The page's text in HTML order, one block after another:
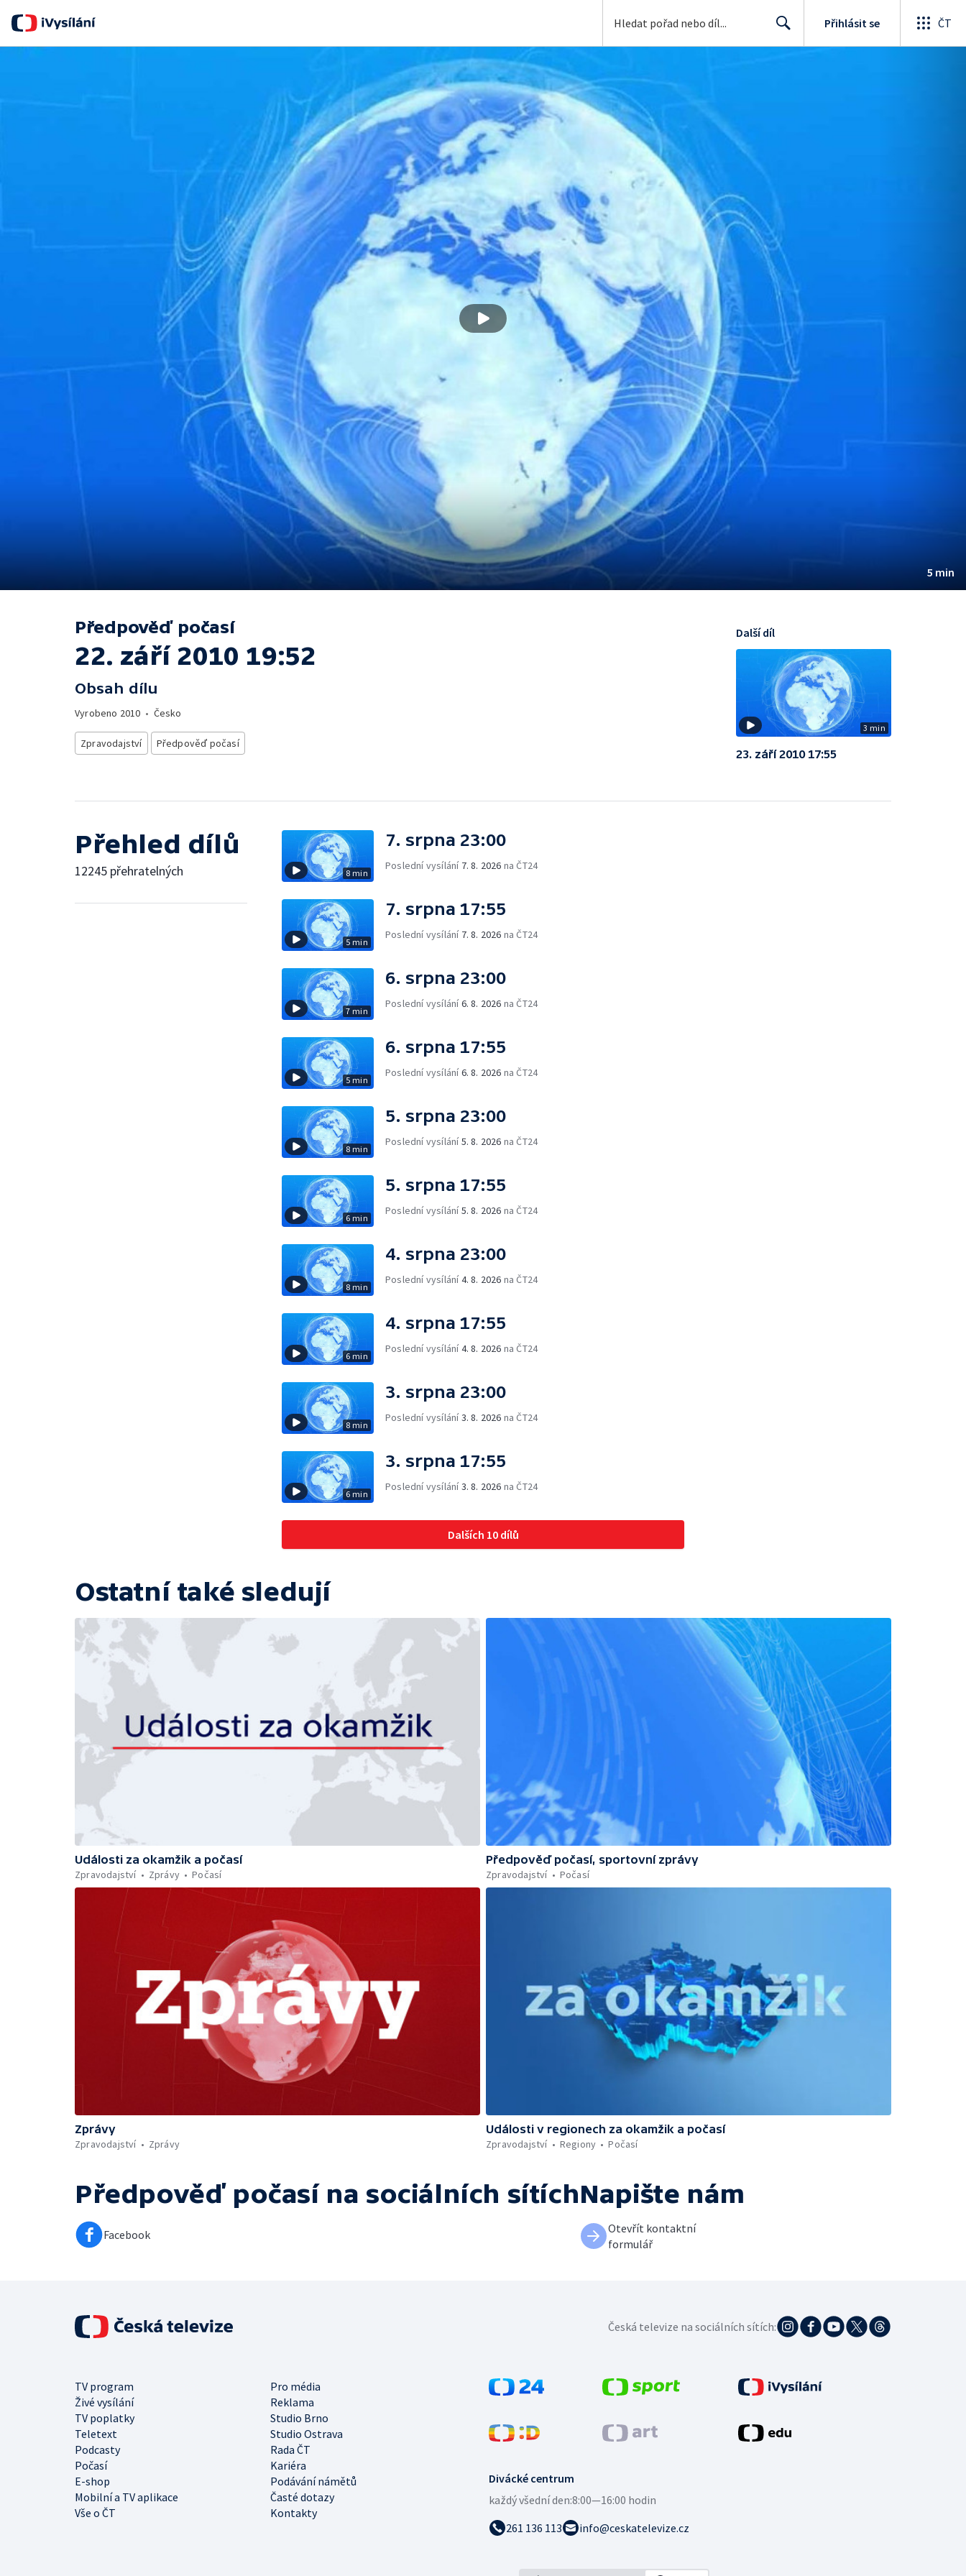
Přihlásit se ČT
5 min
Předpověď počasí
22. září 2010 19:52
Obsah dílu
Vyrobeno 2010 • Česko
Zpravodajství Předpověď počasí
3 min
Další díl
23. září 2010 17:55
Přehled dílů
12245 přehratelných 8 min
7. srpna 23:00
Poslední vysílání 7. 8. 2026 na ČT24
5 min
7. srpna 17:55
Poslední vysílání 7. 8. 2026 na ČT24
7 min
6. srpna 23:00
Poslední vysílání6. 8. 2026 na ČT24
5 min
6. srpna 17:55
Poslední vysílání6. 8. 2026 na ČT24
8 min
5. srpna 23:00
Poslední vysílání5. 8. 2026 na ČT24
6 min
5. srpna 17:55
Poslední vysílání5. 8. 2026 na ČT24
8 min
4. srpna 23:00
Poslední vysílání4. 8. 2026 na ČT24
6 min
4. srpna 17:55
Poslední vysílání4. 8. 2026 na ČT24
8 min
3. srpna 23:00
Poslední vysílání3. 8. 2026 na ČT24
6 min
3. srpna 17:55
Poslední vysílání3. 8. 2026 na ČT24
Dalších 10 dílů
Ostatní také sledují
Události za okamžik a počasí
Zpravodajství
Zprávy Počasí
Předpověď počasí, sportovní zprávy
Zpravodajství
Počasí
Zprávy
Zpravodajství
Zprávy
Události v regionech za okamžik a počasí
Zpravodajství
Regiony Počasí
Předpověď počasí na sociálních sítích
Facebook
Napište nám
Otevřít kontaktní
formulář
Divácké centrum
každý všední den:8:00—16:00 hodin
261 136 113
info@ceskatelevize.cz
TV program
Pro média
Živé vysílání
Reklama
TV poplatky
Studio Brno
Teletext
Studio Ostrava
Podcasty
Rada ČT
Počasí
Kariéra
E-shop
Podávání námětů
Mobilní a TV aplikace
Časté dotazy
Vše o ČT
Kontakty
Česká televize na sociálních sítích: